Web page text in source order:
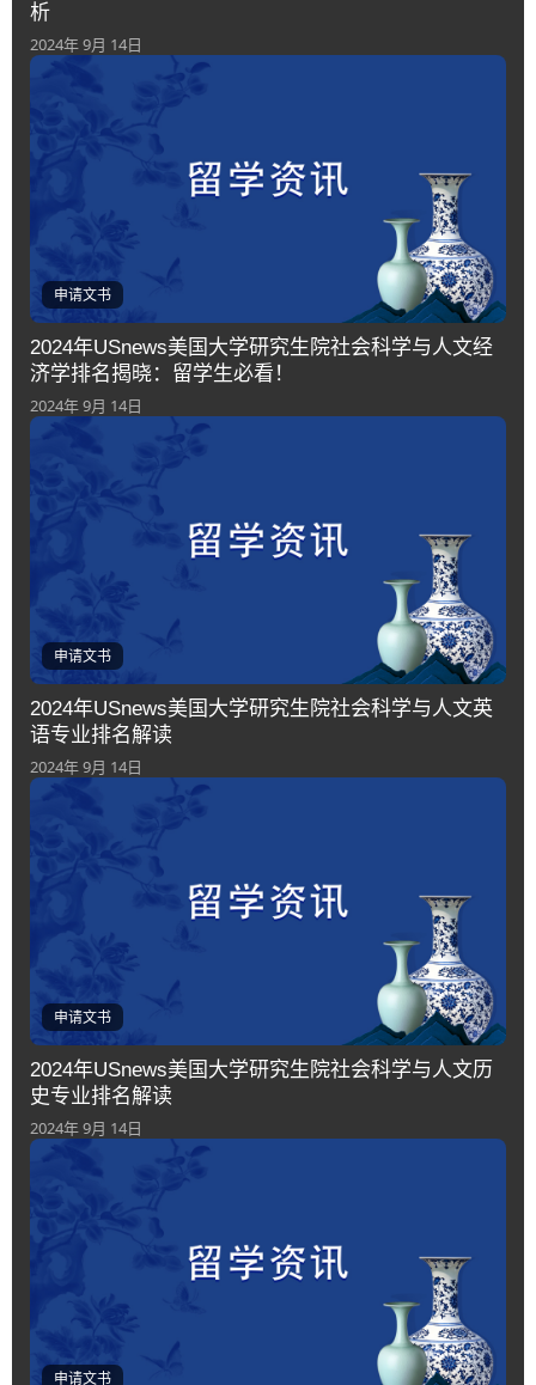
析
2024年 9月 14日
申请文书
2024年USnews美国大学研究生院社会科学与人文经
济学排名揭晓：留学生必看！
2024年 9月 14日
申请文书
2024年USnews美国大学研究生院社会科学与人文英
语专业排名解读
2024年 9月 14日
申请文书
2024年USnews美国大学研究生院社会科学与人文历
史专业排名解读
2024年 9月 14日
申请文书